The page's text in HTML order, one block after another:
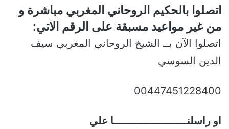
اتصلوا بالحكيم الروحاني المغربي مباشرة و
من غير مواعيد مسبقة على الرقم الاتي:
اتصلوا الآن بــ الشيخ الروحاني المغربي سيف
الدين السوسي
00447451228400
او راسلنــــــــــــــــــــــــا علي